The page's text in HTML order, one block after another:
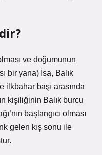
ve doğumunun
bir yana) İsa, Balık
ilkbahar başı arasında
kişiliğinin Balık burcu
başlangıcı olması
gelen kış sonu ile